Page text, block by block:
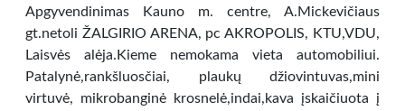
Apgyvendinimas Kauno m. centre, A.Mickevičiaus
gt.netoli ŽALGIRIO ARENA, pc AKROPOLIS, KTU,VDU,
Laisvės alėja.Kieme nemokama vieta automobiliui.
Patalynė,rankšluosčiai, plaukų džiovintuvas,mini
virtuvė, mikrobanginė krosnelė,indai,kava įskaičiuota į